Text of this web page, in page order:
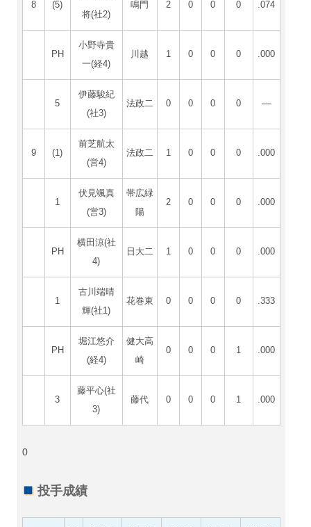
8 (5)
将(社2)
鳴門 2 0 0 0 .074
PH
小野寺貴
一(経4)
川越 1 0 0 0 .000
5
伊藤駿紀
(社3)
法政二 0 0 0 0 ―
9 (1)
前芝航太
(営4)
法政二 1 0 0 0 .000
1
伏見颯真
(営3)
帯広緑
陽
2 0 0 0 .000
PH
横田涼(社
4)
日大二 1 0 0 0 .000
1
古川端晴
輝(社1)
花巻東 0 0 0 0 .333
PH
堀江悠介
(経4)
健大高
崎
0 0 0 1 .000
3
藤平心(社
3)
藤代 0 0 0 1 .000
0
投手成績